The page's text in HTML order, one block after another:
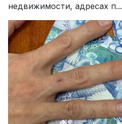
недвижимости, адресах п...